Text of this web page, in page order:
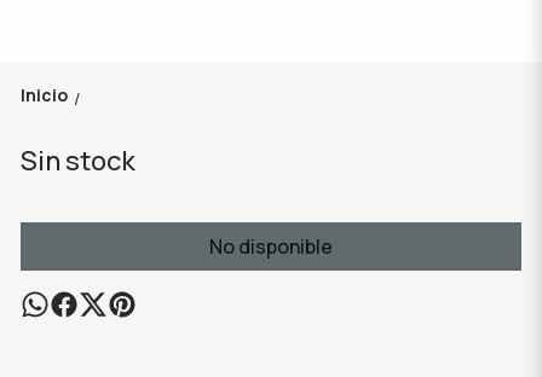
Inicio /
Sin stock
No disponible